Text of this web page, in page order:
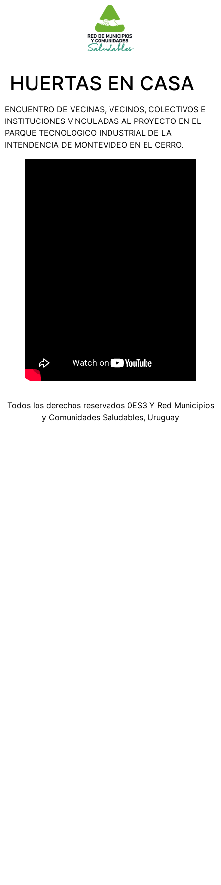
HUERTAS EN CASA
ENCUENTRO DE VECINAS, VECINOS, COLECTIVOS E
INSTITUCIONES VINCULADAS AL PROYECTO EN EL
PARQUE TECNOLOGICO INDUSTRIAL DE LA
INTENDENCIA DE MONTEVIDEO EN EL CERRO.
Todos los derechos reservados 0ES3 Y Red Municipios
y Comunidades Saludables, Uruguay